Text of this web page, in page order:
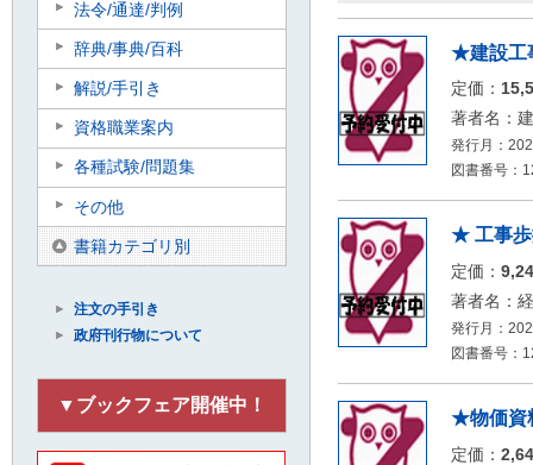
★建設工
定価：
著者名：
発行月：
図書番号：
★ 工事歩
定価：
著者名：
発行月：
図書番号：
★物価資
定価：
法令/通達/判例
辞典/事典/百科
解説/手引き
資格職業案内
各種試験/問題集
その他
書籍カテゴリ別
注文の手引き
政府刊行物について
▼ブックフェア開催中！